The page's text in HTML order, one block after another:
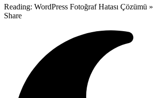
Reading: WordPress Fotoğraf Hatası Çözümü »
Share